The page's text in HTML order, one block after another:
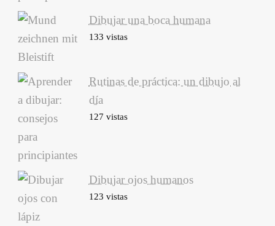
Dibujar una boca humana
133 vistas
Rutinas de práctica: un dibujo al
día
127 vistas
Dibujar ojos humanos
123 vistas